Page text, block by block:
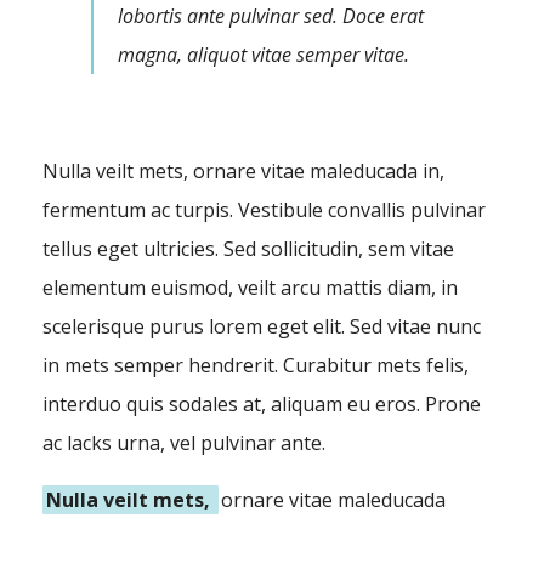
lobortis ante pulvinar sed. Doce erat
magna, aliquot vitae semper vitae.
Nulla veilt mets, ornare vitae maleducada in,
fermentum ac turpis. Vestibule convallis pulvinar
tellus eget ultricies. Sed sollicitudin, sem vitae
elementum euismod, veilt arcu mattis diam, in
scelerisque purus lorem eget elit. Sed vitae nunc
in mets semper hendrerit. Curabitur mets felis,
interduo quis sodales at, aliquam eu eros. Prone
ac lacks urna, vel pulvinar ante.
Nulla veilt mets, ornare vitae maleducada